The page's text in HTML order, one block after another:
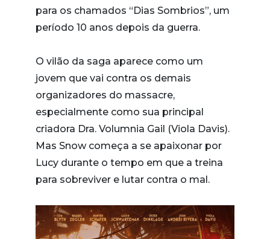
para os chamados “Dias Sombrios”, um
período 10 anos depois da guerra.
O vilão da saga aparece como um
jovem que vai contra os demais
organizadores do massacre,
especialmente como sua principal
criadora Dra. Volumnia Gail (Viola Davis).
Mas Snow começa a se apaixonar por
Lucy durante o tempo em que a treina
para sobreviver e lutar contra o mal.